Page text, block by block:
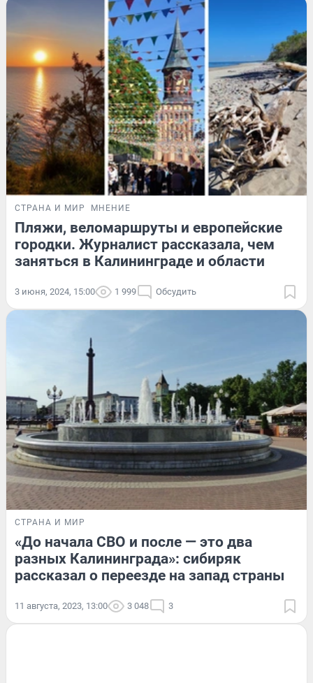
СТРАНА И МИР МНЕНИЕ
Пляжи, веломаршруты и европейские
городки. Журналист рассказала, чем
заняться в Калининграде и области
3 июня, 2024, 15:00 1 999 Обсудить
СТРАНА И МИР
«До начала СВО и после — это два
разных Калининграда»: сибиряк
рассказал о переезде на запад страны
11 августа, 2023, 13:00 3 048 3